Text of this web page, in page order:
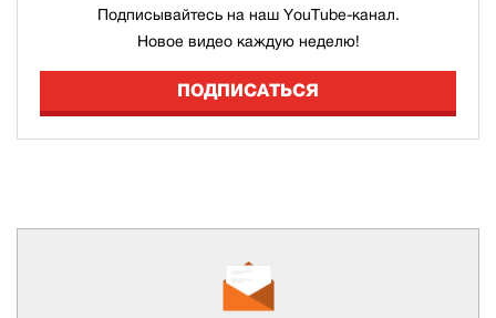
Подписывайтесь на наш YouTube-канал.
Новое видео каждую неделю!
ПОДПИСАТЬСЯ